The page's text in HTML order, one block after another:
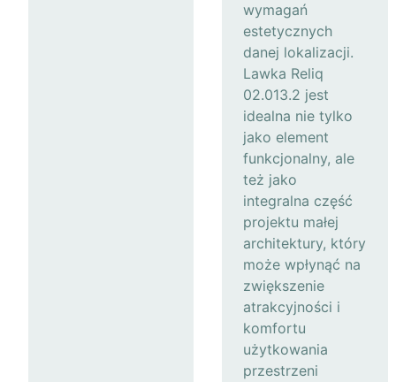
wymagań
estetycznych
danej lokalizacji.
Lawka Reliq
02.013.2 jest
idealna nie tylko
jako element
funkcjonalny, ale
też jako
integralna część
projektu małej
architektury, który
może wpłynąć na
zwiększenie
atrakcyjności i
komfortu
użytkowania
przestrzeni